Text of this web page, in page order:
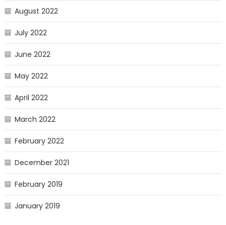
August 2022
July 2022
June 2022
May 2022
April 2022
March 2022
February 2022
December 2021
February 2019
January 2019